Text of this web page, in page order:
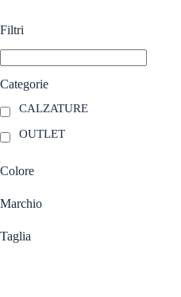
possono
essere
Filtri
Categorie
CALZATURE
OUTLET
Colore
Marchio
Taglia